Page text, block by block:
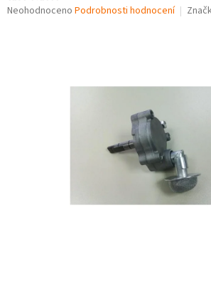
Průměrné
Neohodnoceno Podrobnosti hodnocení